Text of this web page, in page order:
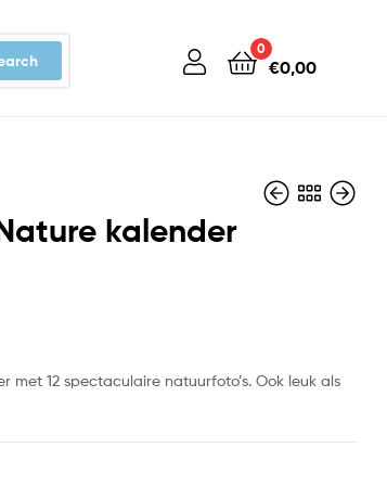
0
€0,00
kalender
met 12 spectaculaire natuurfoto’s. Ook leuk als